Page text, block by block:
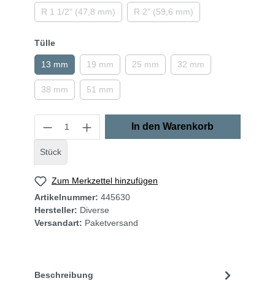
R 1 1/2" (47,8 mm) R 2" (59,6 mm)
Tülle
13 mm 19 mm 25 mm 32 mm
38 mm 51 mm
Stück
In den Warenkorb
Zum Merkzettel hinzufügen
Artikelnummer: 445630
Hersteller: Diverse
Versandart: Paketversand
Beschreibung